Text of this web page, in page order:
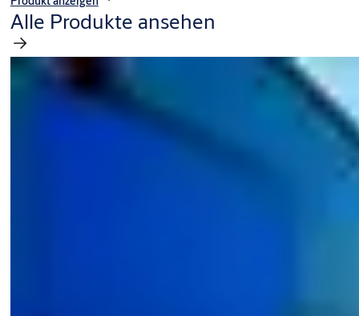
Alle Produkte ansehen